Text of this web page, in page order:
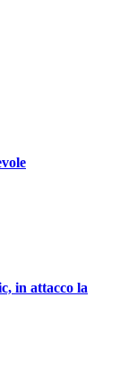
in attacco la